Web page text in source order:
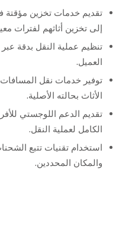
تقديم خدمات تخزين
إلى تخزين أثاثهم لفترات
تنظيم عملية النقل بدقة
العميل.
توفير خدمات نقل
الأثاث بحالته الأصلية.
تقديم الدعم اللوجستي
الكامل لعملية النقل.
استخدام تقنيات تتبع
والمكان المحددين.